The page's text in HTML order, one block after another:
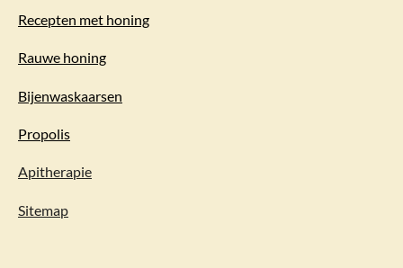
Recepten met honing
Rauwe honing
Bijenwaskaarsen
Propolis
Apitherapie
Sitemap